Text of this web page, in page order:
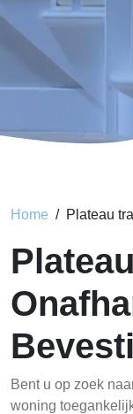
Home Plateau
Bent u op zoek
woning